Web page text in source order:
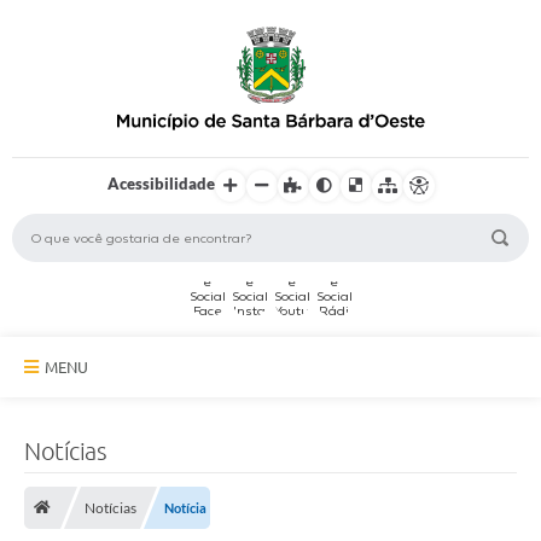
Acessibilidade
MENU
Serviços Online
Notícias
Notícias Notícia